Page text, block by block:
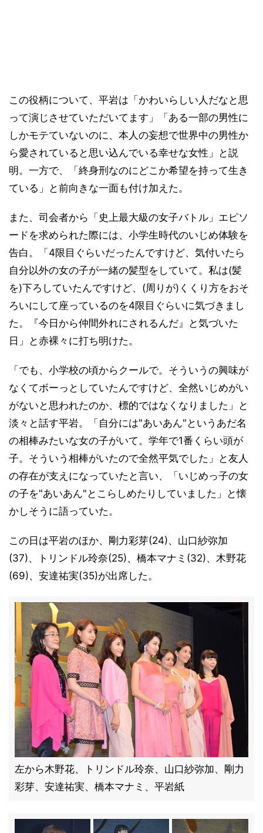
この役柄について、平岩は「かわいらしい人だなと思
って演じさせていただいてます」「ある一部の男性に
しかモテていないのに、本人の妄想で世界中の男性か
ら愛されていると思い込んでいる幸せな女性」と説
明。一方で、「終身刑なのにどこか希望を持って生き
ている」と前向きな一面も付け加えた。
また、司会者から「史上最大級の女子バトル」エピソ
ードを求められた際には、小学生時代のいじめ体験を
告白。「4限目ぐらいだったんですけど、気付いたら
自分以外の女の子が一緒の髪型をしていて。私は(髪
を)下ろしていたんですけど、(周りが)くくり方をおそ
ろいにして座っているのを4限目ぐらいに気づきまし
た。『今日から仲間外れにされるんだ』と気づいた
日」と赤裸々に打ち明けた。
「でも、小学校の頃からクールで。そういうの興味が
なくてボーっとしていたんですけど、全然いじめがい
がないと思われたのか、標的ではなくなりました」と
淡々と話す平岩。「自分には"あいあん"というあだ名
の相棒みたいな女の子がいて。学年で1番くらい頭が
子。そういう相棒がいたので全然平気でした」と友人
の存在が支えになっていたと言い、「いじめっ子の女
の子を"あいあん"とこらしめたりしていました」と懐
かしそうに語っていた。
この日は平岩のほか、剛力彩芽(24)、山口紗弥加
(37)、トリンドル玲奈(25)、橋本マナミ(32)、木野花
(69)、安達祐実(35)が出席した。
左から木野花、トリンドル玲奈、山口紗弥加、剛力
彩芽、安達祐実、橋本マナミ、平岩紙